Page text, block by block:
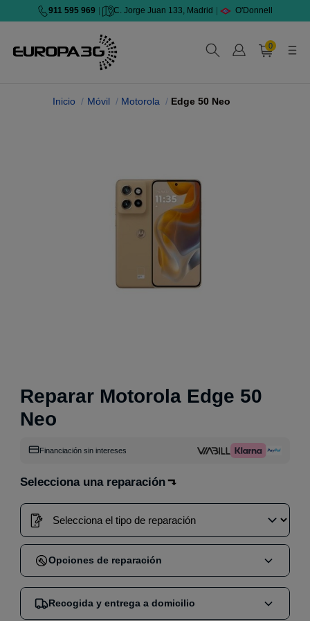
911 595 969 C. Jorge Juan 133, Madrid O'Donnell
0
Inicio Móvil Motorola Edge 50 Neo
Reparar Motorola Edge 50
Neo
Financiación sin intereses
Selecciona una reparación
Opciones de reparación
Cuando compras una reparación en nuestra web,
puedes elegir entre dos opciones:
Recogida y entrega a domicilio